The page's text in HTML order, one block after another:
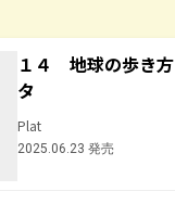
１４ 地球の歩き
タ
Plat
2025.06.23 発売